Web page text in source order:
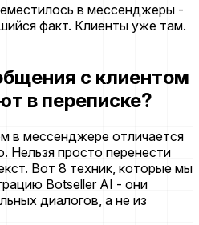
в мессенджеры -
факт. Клиенты уже там.
с клиентом
в переписке?
в мессенджере отличается
Нельзя просто перенести
Вот 8 техник, которые мы
Botseller AI - они
диалогов, а не из